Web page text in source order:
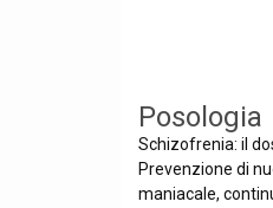
Posologia
Schizofrenia: il
Prevenzione di
maniacale,